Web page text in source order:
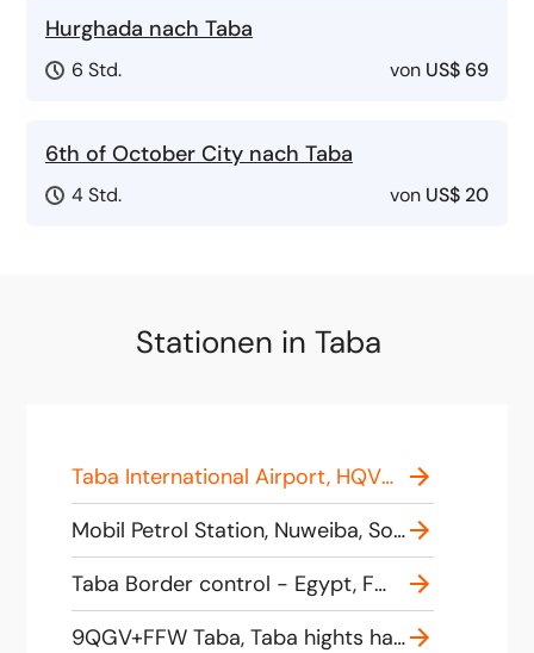
Hurghada nach Taba
6 Std. von US$ 69
6th of October City nach Taba
4 Std. von US$ 20
Stationen in Taba
Taba International Airport, HQVG+Q7X, Ras Al Nakb, Nuweiba, South Sinai Governorate 8910117, Egypt
Mobil Petrol Station, Nuweiba, South Sinai Governorate 8783022, Egypt
Taba Border control - Egypt, FWR2+J6F, Ras Al Nakb, Taba, South Sinai Governorate 8783056, Egypt
9QGV+FFW Taba, Taba hights harbor, Nuweiba, South Sinai Governorate 8785105, Egypt